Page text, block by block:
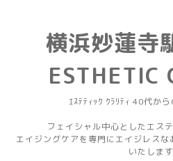
横浜妙蓮寺
ESTHETIC
ｴｽﾃﾃｨｯｸ ｸﾗﾘﾃｨ 40代か
フェイシャル中心としたエス
エイジングケアを専門にエイジレス
いたします